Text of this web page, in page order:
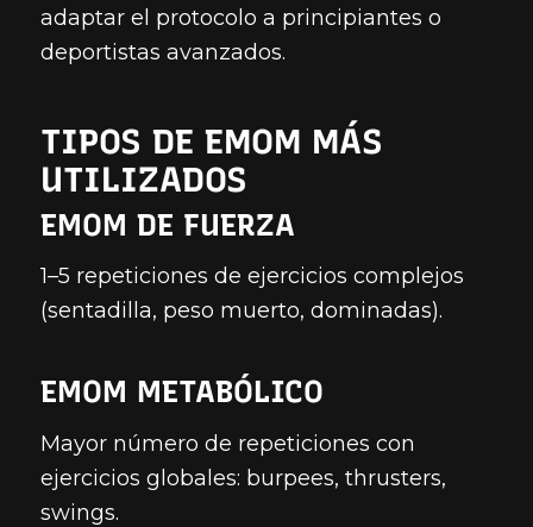
adaptar el protocolo a principiantes o
deportistas avanzados.
TIPOS DE EMOM MÁS
UTILIZADOS
EMOM DE FUERZA
1–5 repeticiones de ejercicios complejos
(sentadilla, peso muerto, dominadas).
EMOM METABÓLICO
Mayor número de repeticiones con
ejercicios globales: burpees, thrusters,
swings.